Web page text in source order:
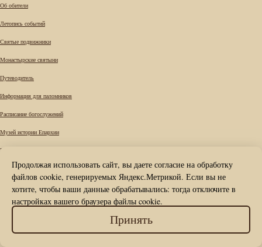
Об обители
Летопись событий
Святые подвижники
Монастырские святыни
Путеводитель
Информация для паломников
Расписание богослужений
Музей истории Епархии
Требы
Вопрос к наместнику
Контакты
Продолжая использовать сайт, вы даете согласие на обработку
файлов cookie, генерируемых Яндекс.Метрикой. Если вы не
хотите, чтобы ваши данные обрабатывались: тогда отключите в
настройках вашего браузера файлы cookie.
Принять